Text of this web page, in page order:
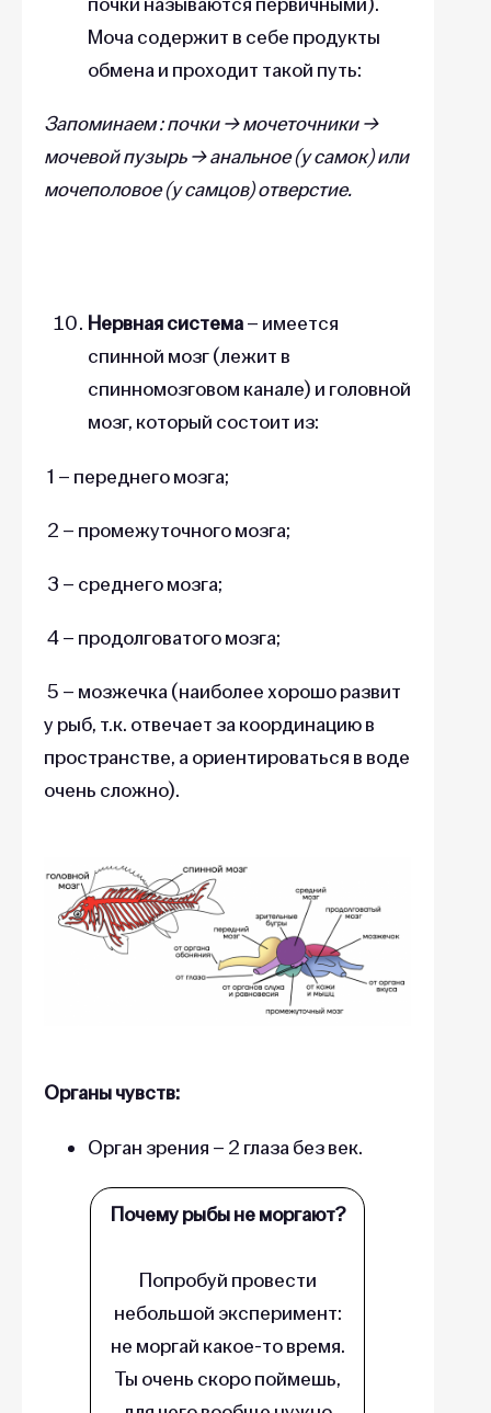
Моча содержит в себе продукты
обмена и проходит такой путь:
Запоминаем : почки → мочеточники →
мочевой пузырь → анальное (у самок) или
мочеполовое (у самцов) отверстие.
Нервная система– имеется
спинной мозг (лежит в
спинномозговом канале) и головной
мозг, который состоит из:
1 – переднего мозга;
2 – промежуточного мозга;
3 – среднего мозга;
4 – продолговатого мозга;
5 – мозжечка (наиболее хорошо развит
у рыб, т.к. отвечает за координацию в
пространстве, а ориентироваться в воде
очень сложно).
Органы чувств:
Орган зрения – 2 глаза без век.
Почему рыбы не моргают?
Попробуй провести
небольшой эксперимент:
не моргай какое-то время.
Ты очень скоро поймешь,